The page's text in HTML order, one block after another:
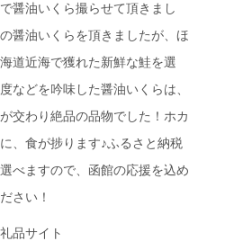
醤油いくら撮らせて頂きまし
醤油いくらを頂きましたが、ほ
道近海で獲れた新鮮な鮭を選
などを吟味した醤油いくらは、
交わり絶品の品物でした！ホカ
、食が捗ります♪ふるさと納税
べますので、函館の応援を込め
さい！
品サイト